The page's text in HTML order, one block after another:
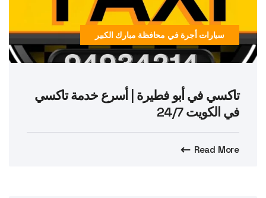
سيارات أجرة في محافظة مبارك الكبير
تاكسي في أبو فطيرة | أسرع خدمة تاكسي
في الكويت 24/7
Read More